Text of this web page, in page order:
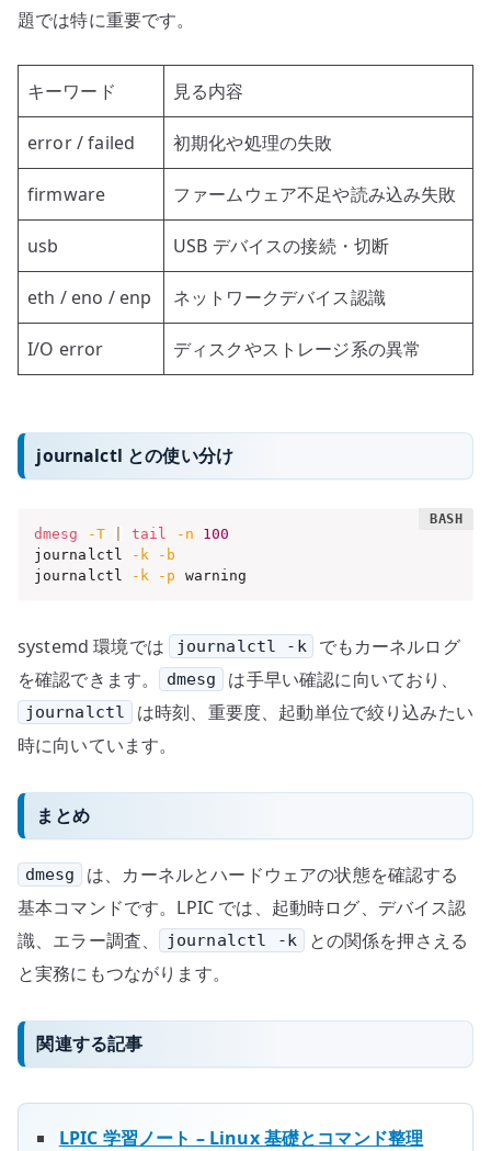
題では特に重要です。
キーワード 見る内容
error / failed 初期化や処理の失敗
firmware ファームウェア不足や読み込み失敗
usb USB デバイスの接続・切断
eth / eno / enp ネットワークデバイス認識
I/O error ディスクやストレージ系の異常
journalctl との使い分け
dmesg -T tail -n
100
journalctl
-k
-b
journalctl
-k -p warning
systemd 環境では journalctl -k
でもカーネルログ
を確認できます。
dmesg は手早い確認に向いており、
journalctl
は時刻、重要度、起動単位で絞り込みたい
時に向いています。
まとめ
dmesg
は、カーネルとハードウェアの状態を確認する
基本コマンドです。LPIC では、起動時ログ、デバイス認
識、エラー調査、
journalctl -k
との関係を押さえる
と実務にもつながります。
関連する記事
LPIC 学習ノート – Linux 基礎とコマンド整理